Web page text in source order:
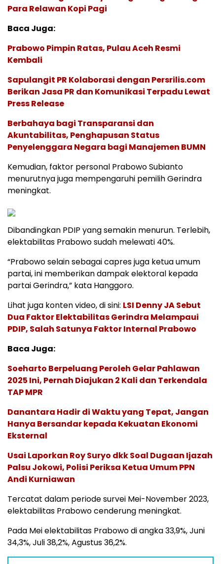
Para Relawan Kopi Pagi
Baca Juga:
Prabowo Pimpin Ratas, Pulau Aceh Resmi
Kembali
Sapulangit PR Kolaborasi dengan Persrilis.com
Berikan Jasa PR dan Komunikasi Terpadu Lewat
Press Release
Berbahaya bagi Transparansi dan
Akuntabilitas, Penghapusan Status
Penyelenggara Negara bagi Manajemen BUMN
Kemudian, faktor personal Prabowo Subianto
menurutnya juga mempengaruhi pemilih Gerindra
meningkat.
Dibandingkan PDIP yang semakin menurun. Terlebih,
elektabilitas Prabowo sudah melewati 40%.
“Prabowo selain sebagai capres juga ketua umum
partai, ini memberikan dampak elektoral kepada
partai Gerindra,” kata Hanggoro.
Lihat juga konten video, di sini: LSI Denny JA Sebut
Dua Faktor Elektabilitas Gerindra Melampaui
PDIP, Salah Satunya Faktor Internal Prabowo
Baca Juga:
Soeharto Berpeluang Peroleh Gelar Pahlawan
2025 Ini, Pernah Diajukan 2 Kali dan Terkendala
TAP MPR
Danantara Hadir di Waktu yang Tepat, Jangan
Hanya Bersandar kepada Kekuatan Ekonomi
Eksternal
Usai Laporkan Roy Suryo dkk Soal Dugaan Ijazah
Palsu Jokowi, Polisi Periksa Ketua Umum PPN
Andi Kurniawan
Tercatat dalam periode survei Mei-November 2023,
elektabilitas Prabowo cenderung meningkat.
Pada Mei elektabilitas Prabowo di angka 33,9%, Juni
34,3%, Juli 38,2%, Agustus 36,2%.